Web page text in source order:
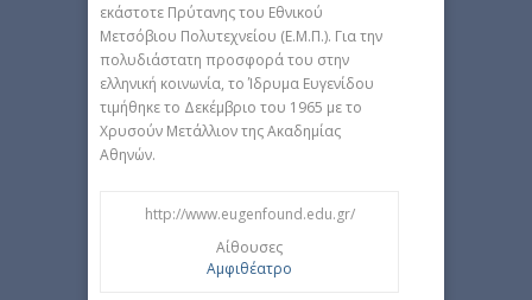
εκάστοτε Πρύτανης του Εθνικού
Μετσόβιου Πολυτεχνείου (Ε.Μ.Π.). Για την
πολυδιάστατη προσφορά του στην
ελληνική κοινωνία, το Ίδρυμα Ευγενίδου
τιμήθηκε το Δεκέμβριο του 1965 με το
Χρυσούν Μετάλλιον της Ακαδημίας
Αθηνών.
http://www.eugenfound.edu.gr/
Αίθουσες
Αμφιθέατρο